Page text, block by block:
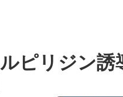
ピリジン誘